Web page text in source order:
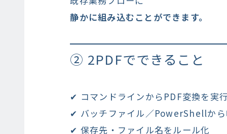
静かに組み込むことができます。
② 2PDFでできること
✔ コマンドラインからPDF変換を実
✔ バッチファイル／PowerShellから
✔ 保存先・ファイル名をルール化